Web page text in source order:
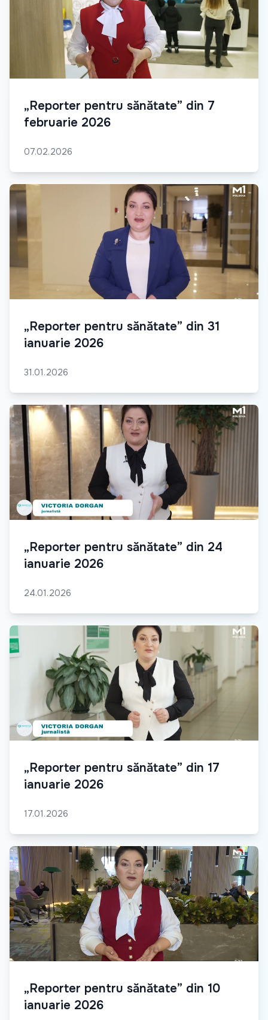
„Reporter pentru sănătate” din 7
februarie 2026
07.02.2026
„Reporter pentru sănătate” din 31
ianuarie 2026
31.01.2026
„Reporter pentru sănătate” din 24
ianuarie 2026
24.01.2026
„Reporter pentru sănătate” din 17
ianuarie 2026
17.01.2026
„Reporter pentru sănătate” din 10
ianuarie 2026